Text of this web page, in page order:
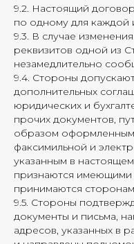
9.2. Настоящий
по одному для каждой
9.3. В случае
реквизитов одной из
незамедлительно
9.4. Стороны
дополнительных
юридических и
прочих документов,
образом
факсимильной и
указанным в
признаются
принимаются
9.5. Стороны
документы и письма,
адресов, указанных в